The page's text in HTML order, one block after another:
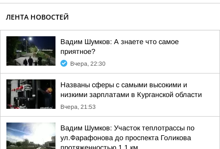
ЛЕНТА НОВОСТЕЙ
Вадим Шумков: А знаете что самое
приятное?
Вчера, 22:30
Названы сферы с самыми высокими и
низкими зарплатами в Курганской области
Вчера, 21:53
Вадим Шумков: Участок теплотрассы по
ул.Фарафонова до проспекта Голикова